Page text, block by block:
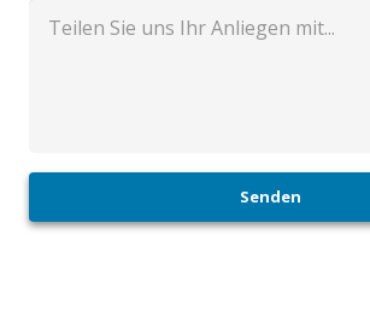
Senden